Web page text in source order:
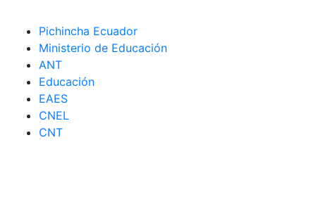
Pichincha Ecuador
Ministerio de Educación
ANT
Educación
EAES
CNEL
CNT